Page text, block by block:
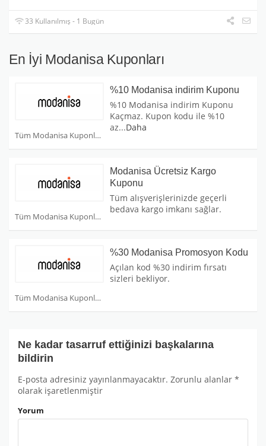
33 Kullanılmış - 1 Bugün
En İyi Modanisa Kuponları
Tüm Modanisa Kuponları
%10 Modanisa indirim Kuponu
%10 Modanisa indirim Kuponu
Kaçmaz. Kupon kodu ile %10
az...Daha
Tüm Modanisa Kuponları
Modanisa Ücretsiz Kargo
Kuponu
Tüm alışverişlerinizde geçerli
bedava kargo imkanı sağlar.
Tüm Modanisa Kuponları
%30 Modanisa Promosyon Kodu
Açılan kod %30 indirim fırsatı
sizleri bekliyor.
Ne kadar tasarruf ettiğinizi başkalarına
bildirin
E-posta adresiniz yayınlanmayacaktır. Zorunlu alanlar *
olarak işaretlenmiştir
Yorum